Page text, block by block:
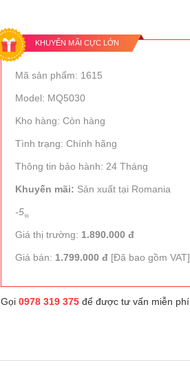
KHUYẾN MÃI CỰC LỚN
Mã sản phẩm: 1615
Model: MQ5030
Kho hàng: Còn hàng
Tình trạng: Chính hãng
Thông tin bảo hành: 24 Tháng
Khuyến mãi: Sản xuất tại Romania
-5%
Giá thị trường: 1.890.000 đ
Giá bán: 1.799.000 đ[Đã bao gồm VAT]
Gọi 0978 319 375để được tư vấn miễn phí